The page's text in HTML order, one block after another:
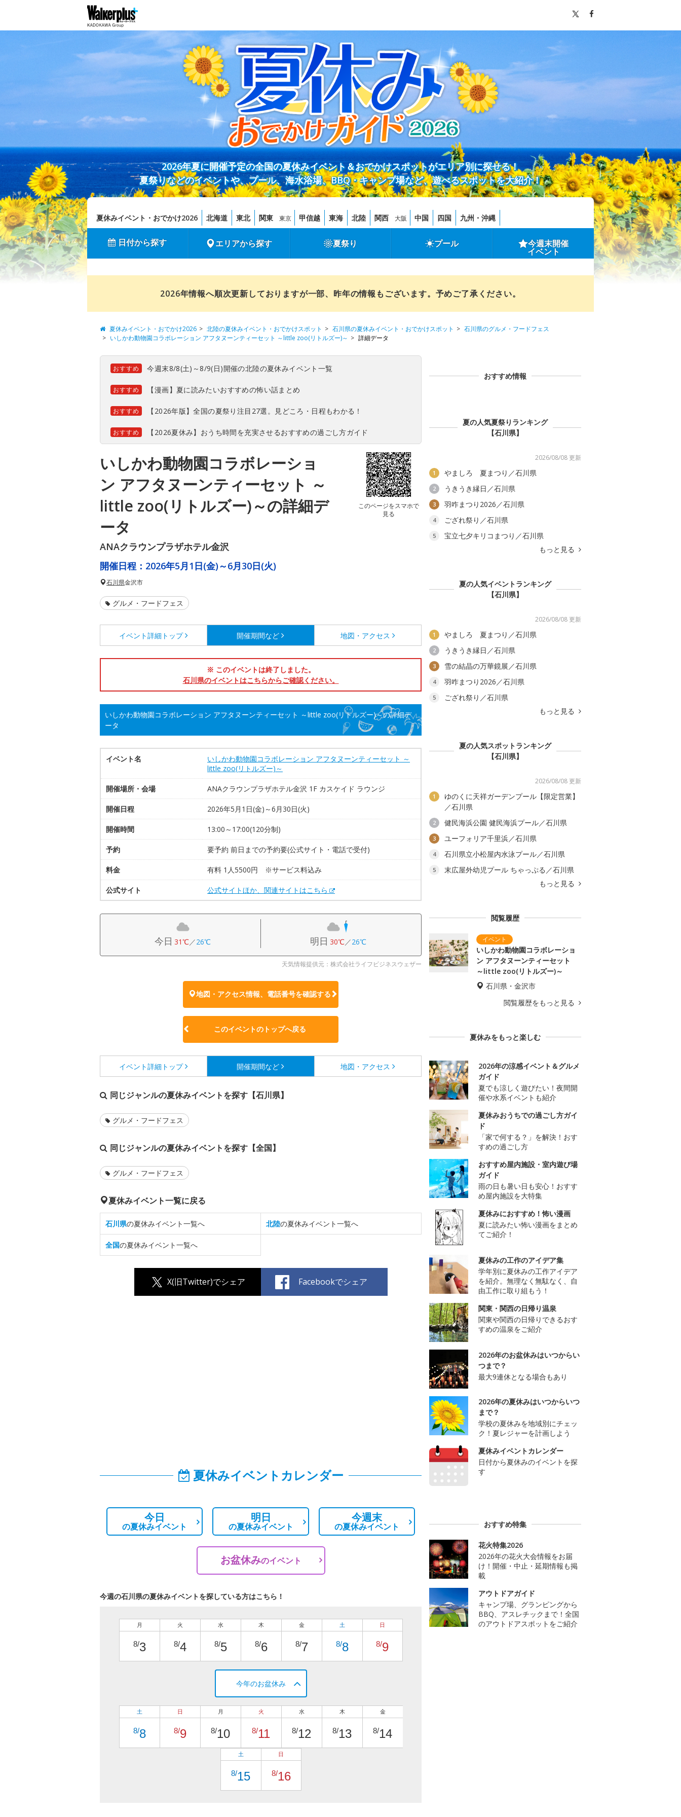
2026年夏に開催予定の全国の夏休みイベント＆おでかけスポットがエリア別に探せる！
夏祭りなどのイベントや、プール、海水浴場、BBQ・キャンプ場など、遊べるスポットを大紹介！
夏休みイベント・おでかけ2026 北海道 東北 関東 東京 甲信越 東海 北陸 関西 大阪 中国 四国 九州・沖縄
日付から探す エリアから探す 夏祭り プール 今週末開催
イベント
2026年情報へ順次更新しておりますが一部、昨年の情報もございます。予めご了承ください。
夏休みイベント・おでかけ2026 北陸の夏休みイベント・おでかけスポット 石川県の夏休みイベント・おでかけスポット
石川県のグルメ・フードフェス
いしかわ動物園コラボレーション アフタヌーンティーセット ～little zoo(リトルズー)～
詳細データ
おすすめ 今週末8/8(土)～8/9(日)開催の北陸の夏休みイベント一覧
おすすめ 【漫画】夏に読みたいおすすめの怖い話まとめ
おすすめ 【2026年版】全国の夏祭り注目27選。見どころ・日程もわかる！
おすすめ 【2026夏休み】おうち時間を充実させるおすすめの過ごし方ガイド
いしかわ動物園コラボレーショ
ン アフタヌーンティーセット ～
little zoo(リトルズー)～の詳細デ
ータ
ANAクラウンプラザホテル金沢
このページをスマホで
見る
開催日程： 2026年5月1日(金)～6月30日(火)
石川県金沢市
グルメ・フードフェス
イベント詳細 トップ 開催期間など 地図・アクセス
※ このイベントは終了しました。
石川県のイベントはこちらからご確認ください。
いしかわ動物園コラボレーション アフタヌーンティーセット ～little zoo(リトルズー)～の詳細デ
ータ
イベント名
いしかわ動物園コラボレーション アフタヌーンティーセット ～
little zoo(リトルズー)～
開催場所・会場 ANAクラウンプラザホテル金沢 1F カスケイド ラウンジ
開催日程 2026年5月1日(金)～6月30日(火)
開催時間 13:00～17:00(120分制)
予約 要予約 前日までの予約要(公式サイト・電話で受付)
料金 有料 1人5500円 ※サービス料込み
公式サイト 公式サイトほか、関連サイトはこちら
今日 31℃／26℃ 明日 30℃／26℃
天気情報提供元：株式会社ライフビジネスウェザー
地図・アクセス情報、電話番号を確認する
このイベントのトップへ戻る
イベント詳細 トップ 開催期間など 地図・アクセス
同じジャンルの夏休みイベントを探す【石川県】
グルメ・フードフェス
同じジャンルの夏休みイベントを探す【全国】
グルメ・フードフェス
夏休みイベント一覧に戻る
石川県の夏休みイベント一覧へ 北陸の夏休みイベント一覧へ
全国の夏休みイベント一覧へ
X(旧Twitter)でシェア Facebookでシェア
夏休みイベントカレンダー
今日
の夏休みイベント
明日
の夏休みイベント
今週末
の夏休みイベント
お盆休みのイベント
今週の石川県の夏休みイベントを探している方はこちら！
月
8/3
火
8/4
水
8/5
木
8/6
金
8/7
土
8/8
日
8/9
今年のお盆休み
土
8/8
日
8/9
月
8/10
火
8/11
水
8/12
木
8/13
金
8/14
土
8/15
日
8/16
おすすめ情報
夏の人気夏祭りランキング
【石川県】
2026/08/08 更新
1 やましろ 夏まつり／石川県
2 うきうき縁日／石川県
3 羽咋まつり2026／石川県
4 ござれ祭り／石川県
5
宝立七夕キリコまつり／石川県
もっと見る
夏の人気イベントランキング
【石川県】
2026/08/08 更新
1 やましろ 夏まつり／石川県
2 うきうき縁日／石川県
3 雪の結晶の万華鏡展／石川県
4 羽咋まつり2026／石川県
5
ござれ祭り／石川県
もっと見る
夏の人気スポットランキング
【石川県】
2026/08/08 更新
1
ゆのくに天祥ガーデンプール【限定営業】
／石川県
2 健民海浜公園 健民海浜プール／石川県
3 ユーフォリア千里浜／石川県
4 石川県立小松屋内水泳プール／石川県
5
末広屋外幼児プール ちゃっぷる／石川県
もっと見る
閲覧履歴
いしかわ動物園コラボレーショ
ン アフタヌーンティーセット
～little zoo(リトルズー)～
石川県・金沢市
閲覧履歴をもっと見る
夏休みをもっと楽しむ
2026年の涼感イベント＆グルメ
ガイド
夏でも涼しく遊びたい！夜間開
催や水系イベントも紹介
夏休みおうちでの過ごし方ガイ
ド
「家で何する？」を解決！おす
すめの過ごし方
おすすめ屋内施設・室内遊び場
ガイド
雨の日も暑い日も安心！おすす
め屋内施設を大特集
夏休みにおすすめ！怖い漫画
夏に読みたい怖い漫画をまとめ
てご紹介！
夏休みの工作のアイデア集
学年別に夏休みの工作アイデア
を紹介。無理なく無駄なく、自
由工作に取り組もう！
関東・関西の日帰り温泉
関東や関西の日帰りできるおす
すめの温泉をご紹介
2026年のお盆休みはいつからい
つまで？
最大9連休となる場合もあり
2026年の夏休みはいつからいつ
まで？
学校の夏休みを地域別にチェッ
ク！夏レジャーを計画しよう
夏休みイベントカレンダー
日付から夏休みのイベントを探
す
おすすめ特集
花火特集2026
2026年の花火大会情報をお届
け！開催・中止・延期情報も掲
載
アウトドアガイド
キャンプ場、グランピングから
BBQ、アスレチックまで！全国
のアウトドアスポットをご紹介